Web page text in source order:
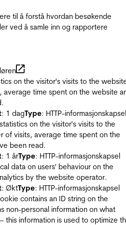
til å forstå hvordan besøkende
ved å samle inn og rapportere
on the visitor's visits to the
average time spent on the website
: 1 dagType: HTTP-informasjonskapsel
on the visitor's visits to the
of visits, average time spent on the
been read.
: 1 årType: HTTP-informasjonskapsel
data on users' behaviour on the
by the website operator.
: ØktType: HTTP-informasjonskapsel
contains an ID string on the
non-personal information on what
this information is used to optimize